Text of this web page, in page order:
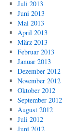
Juli 2013
Juni 2013
Mai 2013
April 2013
März 2013
Februar 2013
Januar 2013
Dezember 2012
November 2012
Oktober 2012
September 2012
August 2012
Juli 2012
Juni 2012